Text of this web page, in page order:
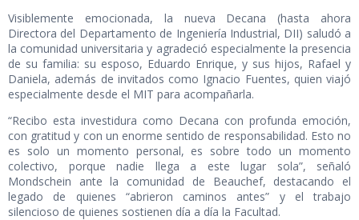
Visiblemente emocionada, la nueva Decana (hasta ahora
Directora del Departamento de Ingeniería Industrial, DII) saludó a
la comunidad universitaria y agradeció especialmente la presencia
de su familia: su esposo, Eduardo Enrique, y sus hijos, Rafael y
Daniela, además de invitados como Ignacio Fuentes, quien viajó
especialmente desde el MIT para acompañarla.
“Recibo esta investidura como Decana con profunda emoción,
con gratitud y con un enorme sentido de responsabilidad. Esto no
es solo un momento personal, es sobre todo un momento
colectivo, porque nadie llega a este lugar sola”, señaló
Mondschein ante la comunidad de Beauchef, destacando el
legado de quienes “abrieron caminos antes” y el trabajo
silencioso de quienes sostienen día a día la Facultad.